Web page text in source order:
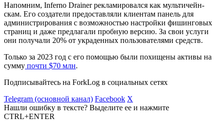
Напомним, Inferno Drainer рекламировался как мультичейн-
скам. Его создатели предоставляли клиентам панель для
администрирования с возможностью настройки фишинговых
страниц и даже предлагали пробную версию. За свои услуги
они получали 20% от украденных пользователями средств.
Только за 2023 год с его помощью были похищены активы на
сумму почти $70 млн.
Подписывайтесь на ForkLog в социальных сетях
Telegram (основной канал) Facebook X
Нашли ошибку в тексте? Выделите ее и нажмите
CTRL+ENTER